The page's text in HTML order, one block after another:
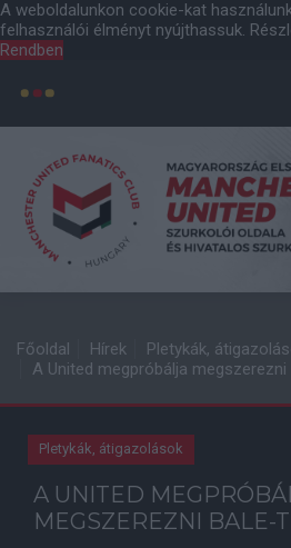
A weboldalunkon cookie-kat
felhasználói élményt nyújthassuk.
Rendben
Főoldal Hírek
Pletykák,
A United megpróbálja megszerezni
Pletykák, átigazolások
A UNITED
MEGSZEREZNI BALE-T